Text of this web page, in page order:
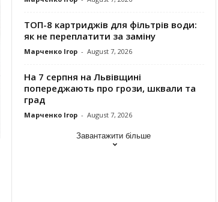
ТОП-8 картриджів для фільтрів води:
як не переплатити за заміну
Марченко Ігор - August 7, 2026
На 7 серпня на Львівщині
попереджають про грози, шквали та
град
Марченко Ігор - August 7, 2026
Завантажити більше